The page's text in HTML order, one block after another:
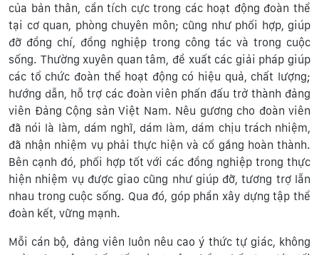
của bản thân, cần tích cực trong các hoạt động đoàn thể
tại cơ quan, phòng chuyên môn; cũng như phối hợp, giúp
đỡ đồng chí, đồng nghiệp trong công tác và trong cuộc
sống. Thường xuyên quan tâm, đề xuất các giải pháp giúp
các tổ chức đoàn thể hoạt động có hiệu quả, chất lượng;
hướng dẫn, hỗ trợ các đoàn viên phấn đấu trở thành đảng
viên Đảng Cộng sản Việt Nam. Nêu gương cho đoàn viên
đã nói là làm, dám nghĩ, dám làm, dám chịu trách nhiệm,
đã nhận nhiệm vụ phải thực hiện và cố gắng hoàn thành.
Bên cạnh đó, phối hợp tốt với các đồng nghiệp trong thực
hiện nhiệm vụ được giao cũng như giúp đỡ, tương trợ lẫn
nhau trong cuộc sống. Qua đó, góp phần xây dựng tập thể
đoàn kết, vững mạnh.
Mỗi cán bộ, đảng viên luôn nêu cao ý thức tự giác, không